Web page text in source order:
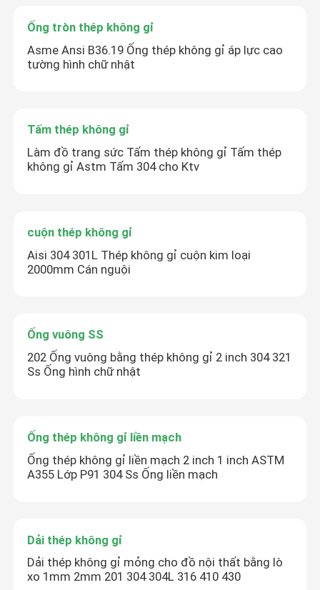
Ống tròn thép không gỉ
Asme Ansi B36.19 Ống thép không gỉ áp lực cao
tường hình chữ nhật
Tấm thép không gỉ
Làm đồ trang sức Tấm thép không gỉ Tấm thép
không gỉ Astm Tấm 304 cho Ktv
cuộn thép không gỉ
Aisi 304 301L Thép không gỉ cuộn kim loại
2000mm Cán nguội
Ống vuông SS
202 Ống vuông bằng thép không gỉ 2 inch 304 321
Ss Ống hình chữ nhật
Ống thép không gỉ liền mạch
Ống thép không gỉ liền mạch 2 inch 1 inch ASTM
A355 Lớp P91 304 Ss Ống liền mạch
Dải thép không gỉ
Dải thép không gỉ mỏng cho đồ nội thất bằng lò
xo 1mm 2mm 201 304 304L 316 410 430